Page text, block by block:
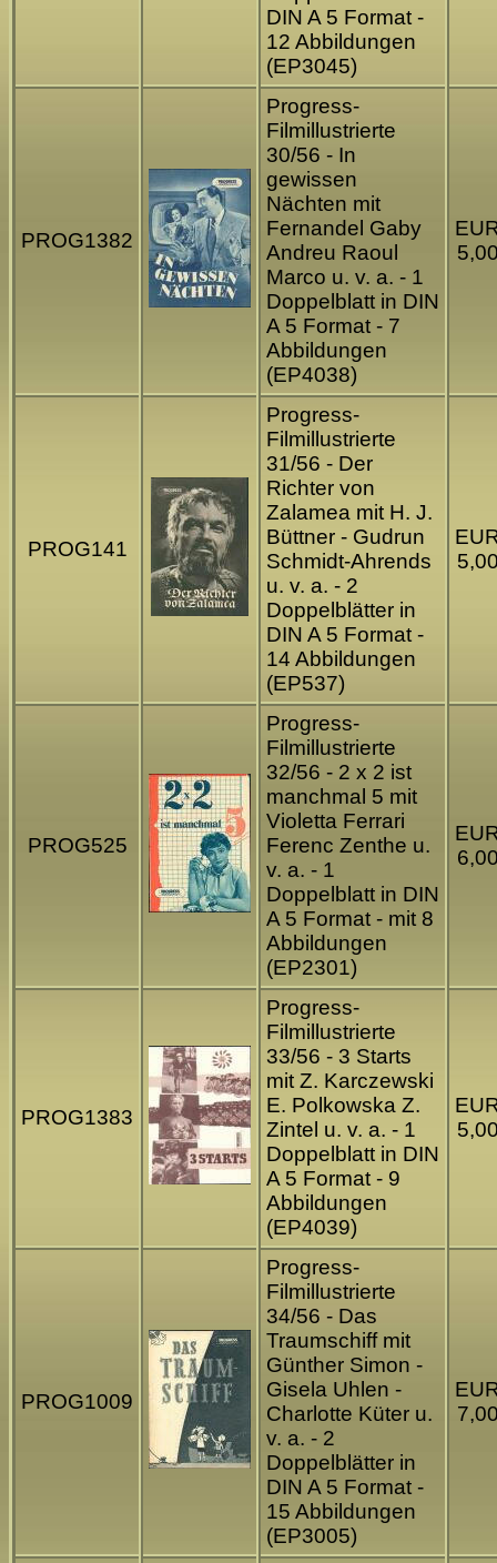
DIN A 5 Format -
12 Abbildungen
(EP3045)
PROG1382
Progress-
Filmillustrierte
30/56 - In
gewissen
Nächten mit
Fernandel Gaby
Andreu Raoul
Marco u. v. a. - 1
Doppelblatt in DIN
A 5 Format - 7
Abbildungen
(EP4038)
PROG141
Progress-
Filmillustrierte
31/56 - Der
Richter von
Zalamea mit H. J.
Büttner - Gudrun
Schmidt-Ahrends
u. v. a. - 2
Doppelblätter in
DIN A 5 Format -
14 Abbildungen
(EP537)
PROG525
Progress-
Filmillustrierte
32/56 - 2 x 2 ist
manchmal 5 mit
Violetta Ferrari
Ferenc Zenthe u.
v. a. - 1
Doppelblatt in DIN
A 5 Format - mit 8
Abbildungen
(EP2301)
PROG1383
Progress-
Filmillustrierte
33/56 - 3 Starts
mit Z. Karczewski
E. Polkowska Z.
Zintel u. v. a. - 1
Doppelblatt in DIN
A 5 Format - 9
Abbildungen
(EP4039)
PROG1009
Progress-
Filmillustrierte
34/56 - Das
Traumschiff mit
Günther Simon -
Gisela Uhlen -
Charlotte Küter u.
v. a. - 2
Doppelblätter in
DIN A 5 Format -
15 Abbildungen
(EP3005)